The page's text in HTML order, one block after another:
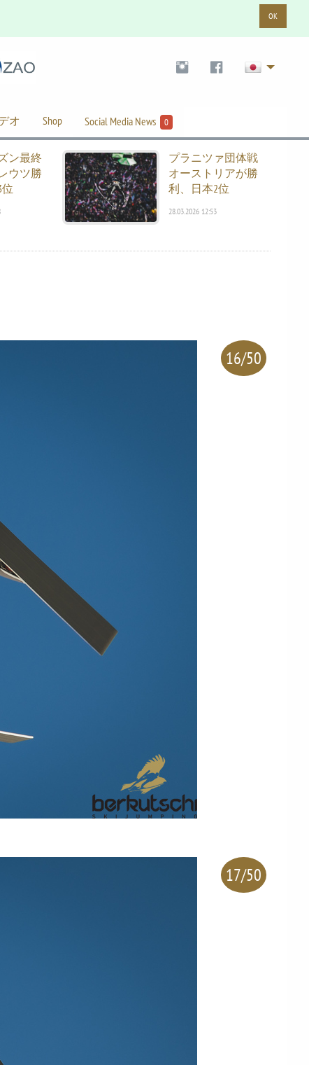
OK
オ Shop Social Media News 0
ン最終
ウツ勝
プラニツァ団体戦
オーストリアが勝
利、日本2位
28.03.2026 12:53
16/50
17/50